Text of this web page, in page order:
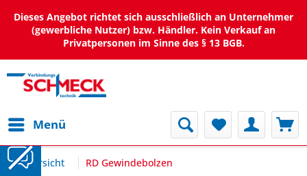
Dieses Angebot richtet sich ausschließlich an Unternehmer
(gewerbliche Nutzer) bzw. Händler. Kein Verkauf an
Privatpersonen im Sinne des § 13 BGB.
Menü
Übersicht RD Gewindebolzen